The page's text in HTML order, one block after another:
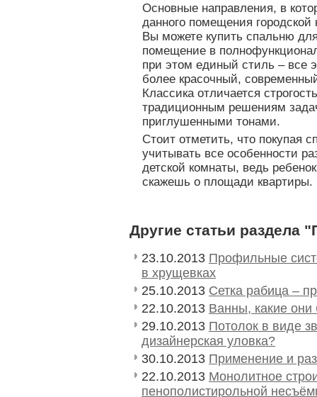
Основные направления, в
данного помещения
Вы можете купить спальню
помещение в
при этом единый стиль – все
более красочный,
Классика отличается
традиционным решениям
приглушенными тонами.
Стоит отметить, что
учитывать все особенности
детской комнаты, ведь
скажешь о площади квартиры.
Другие статьи раздела
23.10.2013 Профильные
в хрущевках
25.10.2013 Сетка рабица –
22.10.2013 Ванны, какие
29.10.2013 Потолок в виде
дизайнерская уловка?
30.10.2013 Применение и
22.10.2013 Монолитное
пенополистирольной